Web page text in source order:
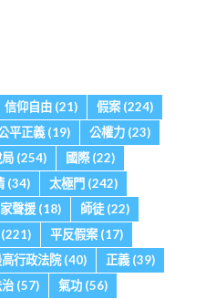
信仰自由 (21) 假案(224)
平正義 (19) 公權力 (23)
局 (254) 國際(22)
(34) 太極門 (242)
聲援(18) 師徒(22)
(221) 平反假案(17)
行政法院(40) 正義 (39)
治 (57) 氣功 (56)